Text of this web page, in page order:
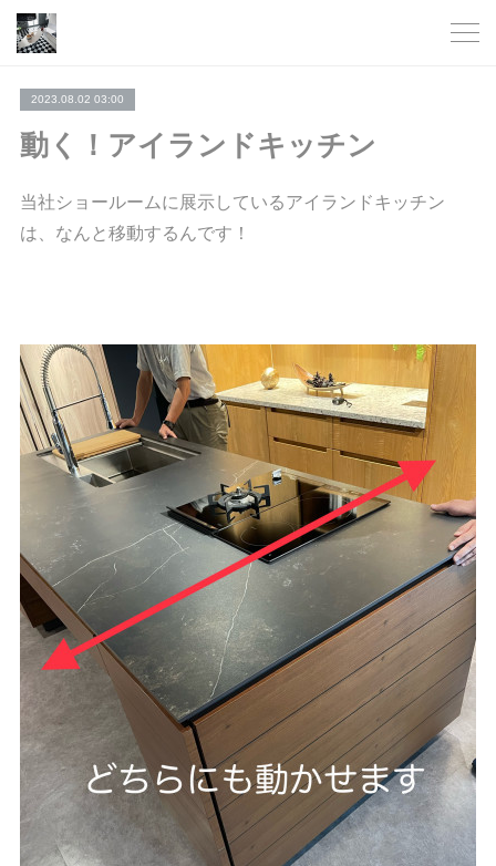
2023.08.02 03:00
動く！アイランドキッチン
当社ショールームに展示しているアイランドキッチン
は、なんと移動するんです！